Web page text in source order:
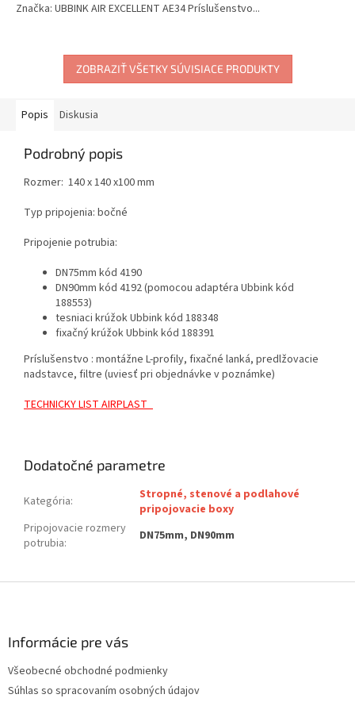
Značka: UBBINK AIR EXCELLENT AE34 Príslušenstvo...
ZOBRAZIŤ VŠETKY SÚVISIACE PRODUKTY
Popis Diskusia
Podrobný popis
Rozmer: 140 x 140 x100 mm
Typ pripojenia: bočné
Pripojenie potrubia:
DN75mm kód 4190
DN90mm kód 4192 (pomocou adaptéra Ubbink kód
188553)
tesniaci krúžok Ubbink kód 188348
fixačný krúžok Ubbink kód 188391
Príslušenstvo : montážne L-profily, fixačné lanká, predlžovacie
nadstavce, filtre (uviesť pri objednávke v poznámke)
TECHNICKY LIST AIRPLAST_
Dodatočné parametre
Kategória:
Stropné, stenové a podlahové
pripojovacie boxy
Pripojovacie rozmery
potrubia: DN75mm, DN90mm
Informácie pre vás
Všeobecné obchodné podmienky
Súhlas so spracovaním osobných údajov